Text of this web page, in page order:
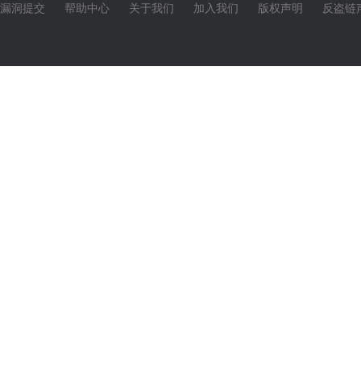
漏洞提交 帮助中心 关于我们 加入我们 版权声明 反盗链